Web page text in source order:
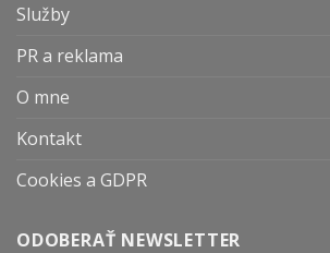
Služby
PR a reklama
O mne
Kontakt
Cookies a GDPR
ODOBERAŤ NEWSLETTER